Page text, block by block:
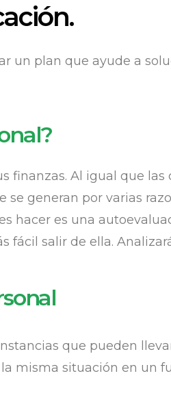
un plan que ayude a
finanzas. Al igual que
generan por varias
hacer es una
salir de ella.
que pueden
misma situación en un